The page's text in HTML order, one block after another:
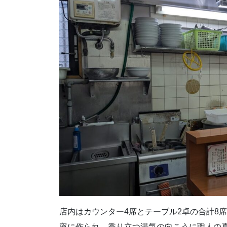
店内はカウンター4席とテーブル2卓の合計8